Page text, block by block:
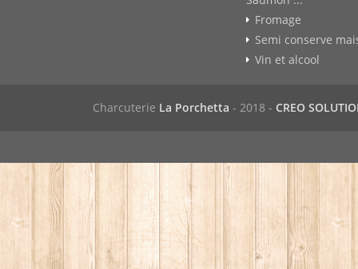
Fromage
Semi conserve
Vin et alcool
Charcuterie La Porchetta - 2018 - CREO